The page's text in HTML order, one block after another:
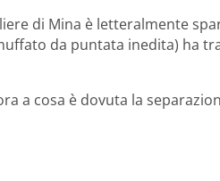
di Mina è letteralmente
da puntata inedita) ha
a cosa è dovuta la